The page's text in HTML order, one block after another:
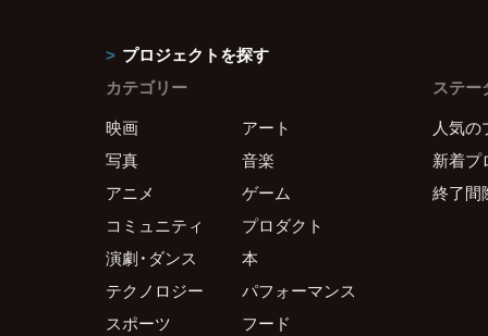
プロジェクトを探す
カテゴリー
映画
アート
写真
音楽
アニメ
ゲーム
コミュニティ
プロダクト
演劇・ダンス
本
テクノロジー
パフォーマンス
スポーツ
フード
ステー
人気の
新着プ
終了間